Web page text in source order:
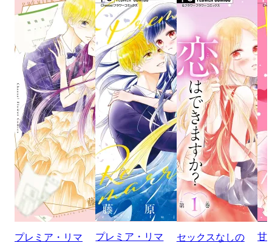
プレミア・リマ
プレミア・リマ
セックスなしの
甘